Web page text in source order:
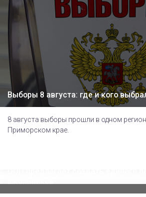
Выборы 8 августа: где и кого
8 августа выборы прошли в одном
Приморском крае.